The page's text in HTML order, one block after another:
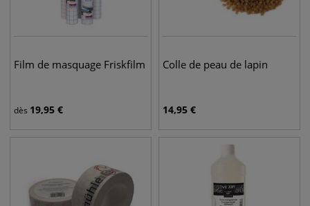
Film de masquage Friskfilm
dès 19,95 €
Colle de peau de lapin
14,95 €